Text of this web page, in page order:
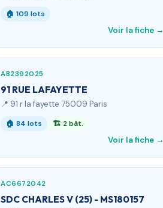
🏠 109 lots
Voir la fiche →
AB2392025
91 RUE LAFAYETTE
📍 91 r la fayette 75009 Paris
🏠 84 lots 🏗 2 bât.
Voir la fiche →
AC6672042
SDC CHARLES V (25) - MS180157